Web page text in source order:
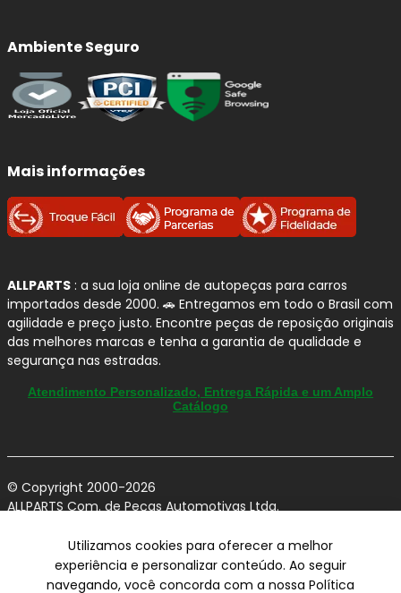
Ambiente Seguro
Mais informações
ALLPARTS : a sua loja online de autopeças para carros
importados desde 2000. 🚗 Entregamos em todo o Brasil com
agilidade e preço justo. Encontre peças de reposição originais
das melhores marcas e tenha a garantia de qualidade e
segurança nas estradas.
Atendimento Personalizado, Entrega Rápida e um Amplo
Catálogo
© Copyright 2000-2026
ALLPARTS Com. de Peças Automotivas Ltda.
Claudina - Vinhedo/SP - CEP 13284-480.
Preços, condições de pagamento e frete exclusivos para compras via
internet utilizando CPF, podendo variar na Loja Física e Televendas.
Utilizamos cookies para oferecer a melhor
experiência e personalizar conteúdo. Ao seguir
navegando, você concorda com a nossa Política